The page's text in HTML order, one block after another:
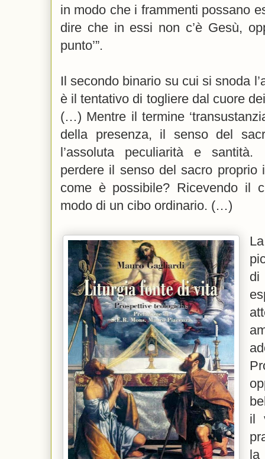
in modo che i frammenti possano
dire che in essi non c’è Gesù,
punto’”.
Il secondo binario su cui si snoda
è il tentativo di togliere dal cuore
(…) Mentre il termine
della presenza, il senso del
l’assoluta peculiarità e santità.
perdere il senso del sacro
come è possibile? Ricevendo il
modo di un cibo ordinario. (…)
il
la